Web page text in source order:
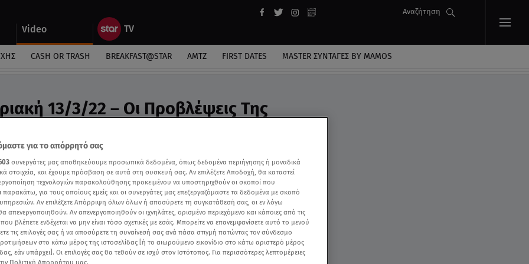
Video
Αναζήτηση
CASH OR TRASH BREAKFAST@STAR ΑΜΤΖ FIRST DATES MASTER ΣΥΝΤΑΓΈΣ BY MAMOS
13/3/22 – Οι Προβλέψεις Της
- Video
Άση Μπήλιου
για το απόρρητό σας
συνεργάτες μας αποθηκεύουμε προσωπικά δεδομένα, όπως δεδομένα περιήγησης ή μοναδικά
στοιχεία, και έχουμε πρόσβαση σε αυτά στη συσκευή σας. Αν επιλέξετε Αποδοχή, θα καταστεί
τεχνολογιών παρακολούθησης προκειμένου να υποστηριχθούν οι σκοποί που
παρακάτω, για τους οποίους εμείς και οι συνεργάτες μας επεξεργαζόμαστε τα δεδομένα με σκοπό
Αν επιλέξετε Απόρριψη όλων όλων ή αποσύρετε τη συγκατάθεσή σας, οι εν λόγω
απενεργοποιηθούν. Αν απενεργοποιηθούν οι ιχνηλάτες, ορισμένο περιεχόμενο και κάποιες από τις
βλέπετε ενδέχεται να μην είναι τόσο σχετικές με εσάς. Μπορείτε να επανεμφανίσετε αυτό το μενού
τις επιλογές σας ή να αποσύρετε τη συναίνεσή σας ανά πάσα στιγμή πατώντας τον σύνδεσμο
στο κάτω μέρος της ιστοσελίδας [ή το αιωρούμενο εικονίδιο στο κάτω αριστερό μέρος
εάν υπάρχει]. Οι επιλογές σας θα τεθούν σε ισχύ στον Ιστότοπος. Για περισσότερες λεπτομέρειες
Πολιτική Απορρήτου μας.